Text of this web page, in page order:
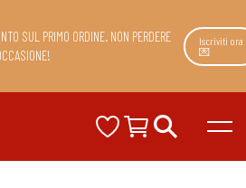
SUL PRIMO ORDINE. NON PERDERE
Iscriviti ora
💌